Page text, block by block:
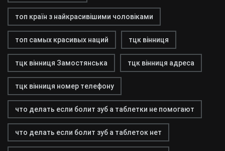
топ країн з найкрасивішими чоловіками
топ самых красивых наций тцк вінниця
тцк вінниця Замостянська тцк вінниця адреса
тцк вінниця номер телефону
что делать если болит зуб а таблетки не помогают
что делать если болит зуб а таблеток нет